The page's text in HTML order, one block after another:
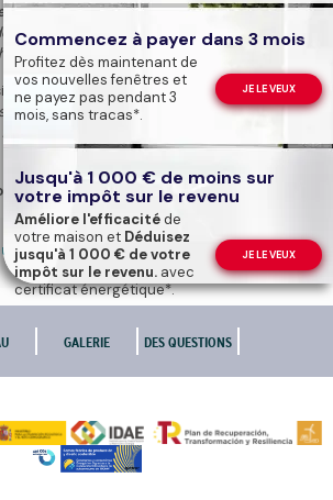
les délaisqu'ils ont établi dès le début.
nouvelles fenêtres, nous n'avons souvent même
et nous n'entendons plus rien de l'extérieur.
Je recommanderais Afandecor
, Raúl a
aucun doute. Les parents de Béa pensent
de leur maison et s'ils le décident, ils vous
!
ciel
GALERIE DES QUESTIONS
Commencez à payer dans 3 mois
Profitez dès maintenant de
vos nouvelles fenêtres et
ne payez pas pendant 3
mois, sans tracas*.
JE LE VEUX
Jusqu'à 1 000 € de moins sur
votre impôt sur le revenu
Améliore l'efficacitéde
votre maison et Déduisez
jusqu'à 1 000 € de votre
impôt sur le revenu. avec
certificat énergétique*.
JE LE VEUX